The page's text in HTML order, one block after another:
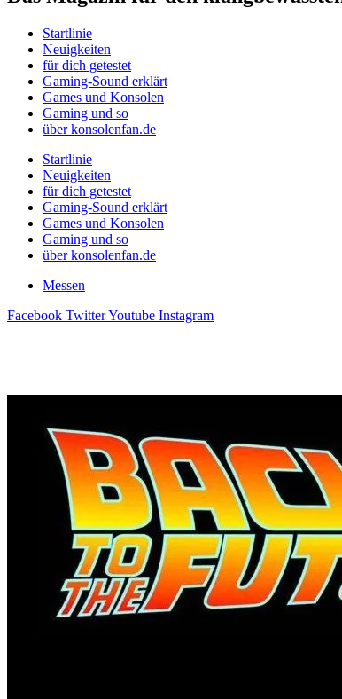
Startlinie
Neuigkeiten
für dich getestet
Gaming-Sound erklärt
Games und Konsolen
Gaming und so
über konsolenfan.de
Startlinie
Neuigkeiten
für dich getestet
Gaming-Sound erklärt
Games und Konsolen
Gaming und so
über konsolenfan.de
Messen
Facebook TwitterYoutube Instagram